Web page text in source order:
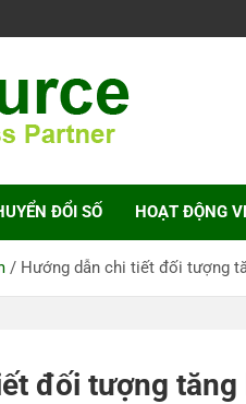
ĐỔI SỐ HOẠT ĐỘNG
Hướng dẫn chi tiết đối tượng
đối tượng